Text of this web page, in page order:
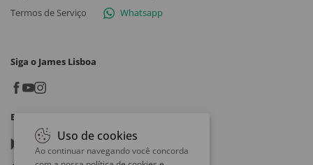
Termos de Serviço
Whatsapp
Siga o James Lisboa
Baixe o App
Google play
Uso de cookies
Ao continuar navegando você concorda